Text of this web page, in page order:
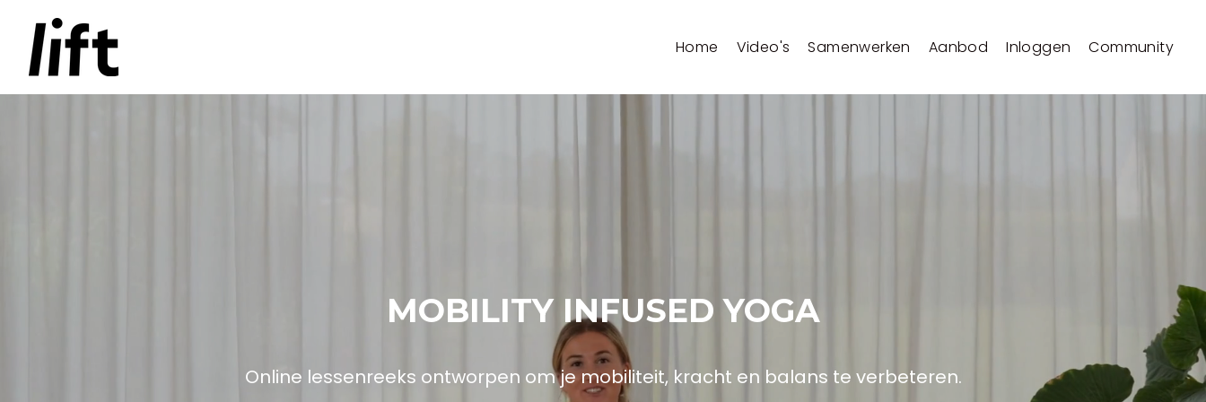
Home Video's Samenwerken Aanbod Inloggen Community
MOBILITY INFUSED YOGA
Online lessenreeks ontworpen om je mobiliteit, kracht en balans te verbeteren.